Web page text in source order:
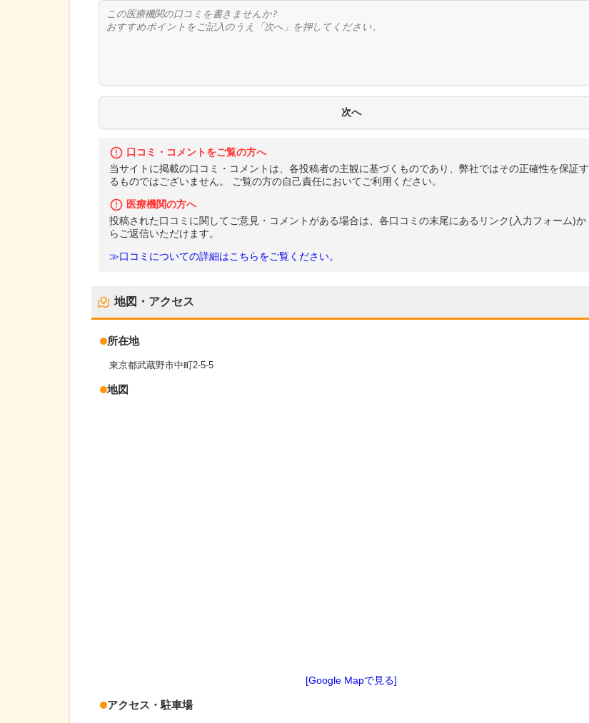
口コミ・コメントをご覧の方へ
当サイトに掲載の口コミ・コメントは、各投稿者の主観に基づくものであり、弊社ではその正確性を保証す
るものではございません。 ご覧の方の自己責任においてご利用ください。
医療機関の方へ
投稿された口コミに関してご意見・コメントがある場合は、各口コミの末尾にあるリンク(入力フォーム)か
らご返信いただけます。
≫口コミについての詳細はこちらをご覧ください。
地図・アクセス
所在地
東京都武蔵野市中町2-5-5
地図
[Google Mapで見る]
アクセス・駐車場